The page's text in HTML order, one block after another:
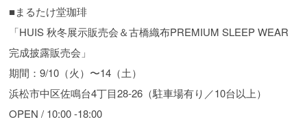
■まるたけ堂珈琲
「HUIS 秋冬展示販売会＆古橋織布PREMIUM SLEEP WEAR
完成披露販売会」
期間：9/10（火）〜14（土）
浜松市中区佐鳴台4丁目28-26（駐車場有り／10台以上）
OPEN / 10:00 -18:00